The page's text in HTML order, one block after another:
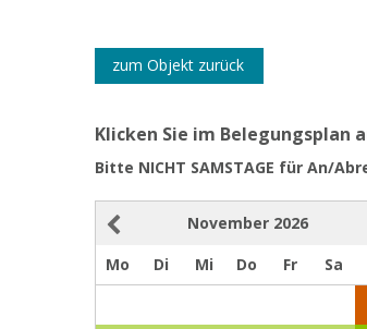
zum Objekt zurück
Klicken Sie im Belegungsplan
Bitte NICHT SAMSTAGE für An/
November 2026
Mo
Di Mi Do Fr Sa